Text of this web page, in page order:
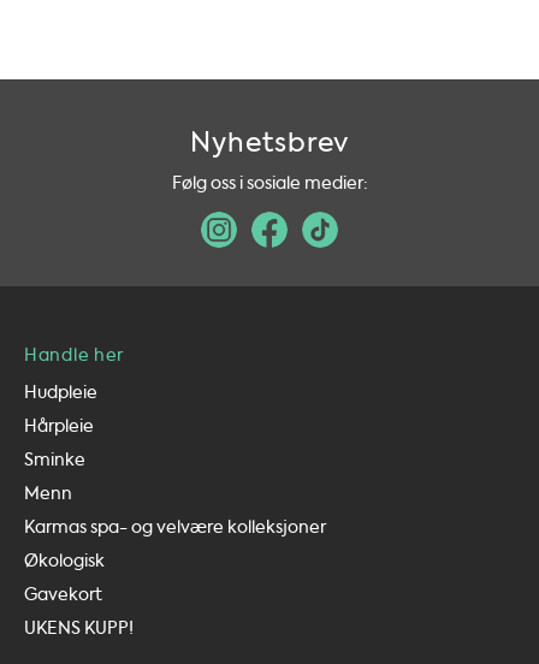
Nyhetsbrev
Følg oss i sosiale medier:
Handle her
Hudpleie
Hårpleie
Sminke
Menn
Karmas spa- og velvære kolleksjoner
Økologisk
Gavekort
UKENS KUPP!